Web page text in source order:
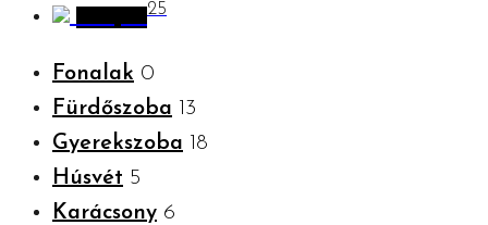
25
Fonalak 0
Fürdőszoba 13
Gyerekszoba 18
Húsvét 5
Karácsony 6